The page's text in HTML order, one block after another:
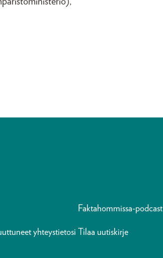
Faktahommissa-podcast
yhteystietosi Tilaa uutiskirje